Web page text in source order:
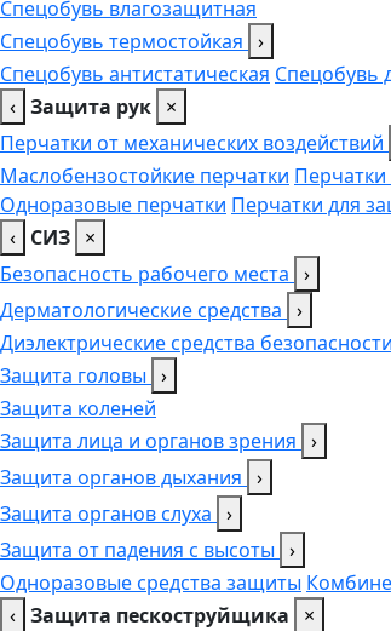
Спецобувь влагозащитная
Спецобувь термостойкая ›
Спецобувь антистатическая Спецобувь
‹ Защита рук ×
Перчатки от механических воздействий
Маслобензостойкие перчатки
Одноразовые перчатки Перчатки для
‹ СИЗ ×
Безопасность рабочего места ›
Дерматологические средства ›
Диэлектрические средства безопасности
Защита головы ›
Защита коленей
Защита лица и органов зрения ›
Защита органов дыхания ›
Защита органов слуха ›
Защита от падения с высоты ›
Одноразовые средства защиты
‹ Защита пескоструйщика
×